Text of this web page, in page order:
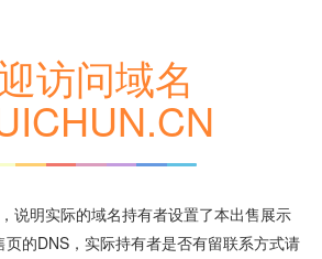
访问域名
说明实际的域名持有者设置了本出售展示
的DNS，实际持有者是否有留联系方式请